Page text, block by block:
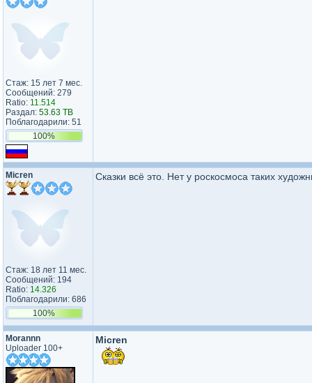
Стаж: 15 лет 7 мес.
Сообщений: 279
Ratio: 11.514
Раздал: 53.63 TB
Поблагодарили: 51
100%
Micren
Стаж: 18 лет 11 мес.
Сообщений: 194
Ratio: 14.326
Поблагодарили: 686
100%
Сказки всё это. Нет у роскосмоса таких
Morannn
Uploader 100+
Micren